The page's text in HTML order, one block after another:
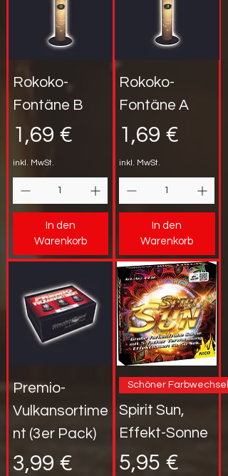
Rokoko-
Fontäne B
Preis
1,69 €
inkl. MwSt.
In den
Warenkorb
Rokoko-
Fontäne A
Preis
1,69 €
inkl. MwSt.
In den
Warenkorb
Premio-
Vulkansortime
nt (3er Pack)
Preis
3,99 €
Schöner Farbwechsel!
Spirit Sun,
Effekt-Sonne
Preis
5,95 €